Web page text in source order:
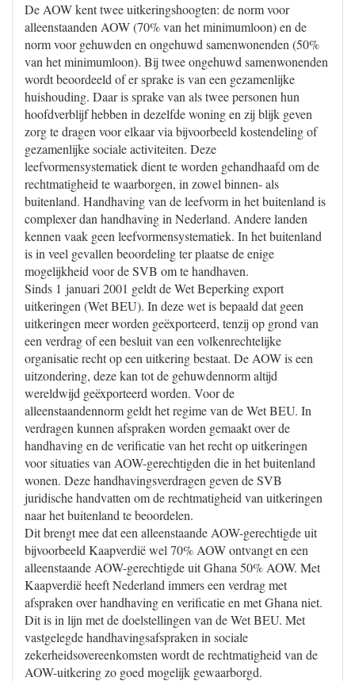
De AOW kent twee uitkeringshoogten: de norm voor
alleenstaanden AOW (70% van het minimumloon) en de
norm voor gehuwden en ongehuwd samenwonenden (50%
van het minimumloon). Bij twee ongehuwd samenwonenden
wordt beoordeeld of er sprake is van een gezamenlijke
huishouding. Daar is sprake van als twee personen hun
hoofdverblijf hebben in dezelfde woning en zij blijk geven
zorg te dragen voor elkaar via bijvoorbeeld kostendeling of
gezamenlijke sociale activiteiten. Deze
leefvormensystematiek dient te worden gehandhaafd om de
rechtmatigheid te waarborgen, in zowel binnen- als
buitenland. Handhaving van de leefvorm in het buitenland is
complexer dan handhaving in Nederland. Andere landen
kennen vaak geen leefvormensystematiek. In het buitenland
is in veel gevallen beoordeling ter plaatse de enige
mogelijkheid voor de SVB om te handhaven.
Sinds 1 januari 2001 geldt de Wet Beperking export
uitkeringen (Wet BEU). In deze wet is bepaald dat geen
uitkeringen meer worden geëxporteerd, tenzij op grond van
een verdrag of een besluit van een volkenrechtelijke
organisatie recht op een uitkering bestaat. De AOW is een
uitzondering, deze kan tot de gehuwdennorm altijd
wereldwijd geëxporteerd worden. Voor de
alleenstaandennorm geldt het regime van de Wet BEU. In
verdragen kunnen afspraken worden gemaakt over de
handhaving en de verificatie van het recht op uitkeringen
voor situaties van AOW-gerechtigden die in het buitenland
wonen. Deze handhavingsverdragen geven de SVB
juridische handvatten om de rechtmatigheid van uitkeringen
naar het buitenland te beoordelen.
Dit brengt mee dat een alleenstaande AOW-gerechtigde uit
bijvoorbeeld Kaapverdië wel 70% AOW ontvangt en een
alleenstaande AOW-gerechtigde uit Ghana 50% AOW. Met
Kaapverdië heeft Nederland immers een verdrag met
afspraken over handhaving en verificatie en met Ghana niet.
Dit is in lijn met de doelstellingen van de Wet BEU. Met
vastgelegde handhavingsafspraken in sociale
zekerheidsovereenkomsten wordt de rechtmatigheid van de
AOW-uitkering zo goed mogelijk gewaarborgd.